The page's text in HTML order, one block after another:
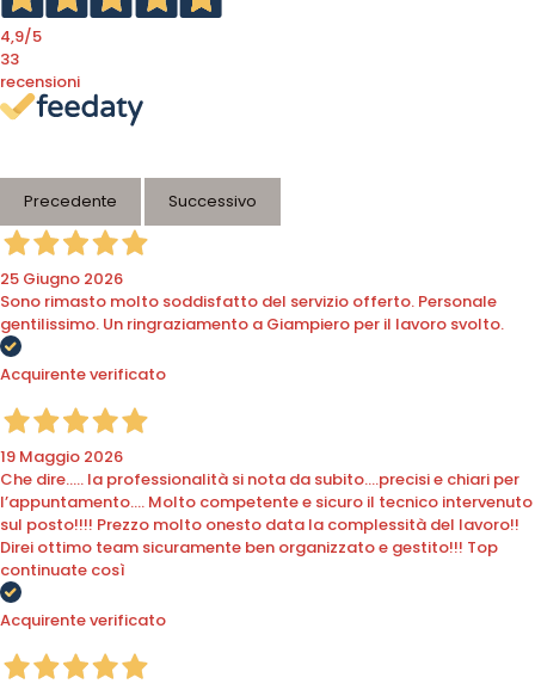
4,9/5
33
recensioni
Precedente
Successivo
25 Giugno 2026
Sono rimasto molto soddisfatto del servizio offerto. Personale
gentilissimo. Un ringraziamento a Giampiero per il lavoro svolto.
Acquirente verificato
19 Maggio 2026
Che dire….. la professionalità si nota da subito….precisi e chiari per
l’appuntamento…. Molto competente e sicuro il tecnico intervenuto
sul posto!!!! Prezzo molto onesto data la complessità del lavoro!!
Direi ottimo team sicuramente ben organizzato e gestito!!! Top
continuate così
Acquirente verificato